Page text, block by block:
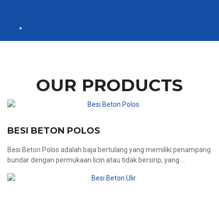
OUR PRODUCTS
BESI BETON POLOS
Besi Beton Polos adalah baja bertulang yang memiliki penampang
bundar dengan permukaan licin atau tidak bersirip, yang ...